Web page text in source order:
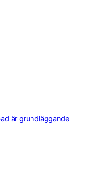
är grundläggande